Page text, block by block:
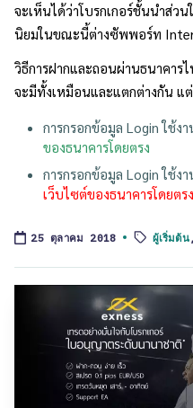
จะเห็นได้ว่าโบรกเกอร์ชั้นนำส่ว
นิยมในขณะนี้ต่างซัพพอร์ท
วิธีการฝากและถอนผ่านธนาคาร
จะมีทั้งเหมือนและแตกต่างกัน แ
การกรอกข้อมูล Login ใช้ง
ของธนาคารโดยตรง
การกรอกข้อมูล Login ใช้ง
เว็บไซต์ของธนาคารโดยตรง
25 ตุลาคม 2018
Tags: ผู้เริ่มต้น